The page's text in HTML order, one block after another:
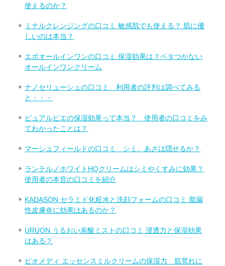
使えるのか？
ミナルクレンジングの口コミ 敏感肌でも使える？ 肌に優
しいのは本当？
エポオールインワンの口コミ 保湿効果は？ベタつかない
オールインワンクリーム
ナノセリューシュの口コミ 利用者の評判は調べてみる
と・・・
ピュアルピエの保湿効果って本当？ 使用者の口コミをみ
てわかったことは？
マーシュフィールドの口コミ シミ、あざは隠せるか？
ランテルノホワイトHQクリームはシミやくすみに効果？
使用者の本音の口コミを紹介
KADASON セラミド化粧水と洗顔フォームの口コミ 脂漏
性皮膚炎に効果はあるのか？
URUON うるおい炭酸ミストの口コミ 浸透力と保湿効果
はある？
ビオメディ エッセンスミルクリームの保湿力 肌荒れに